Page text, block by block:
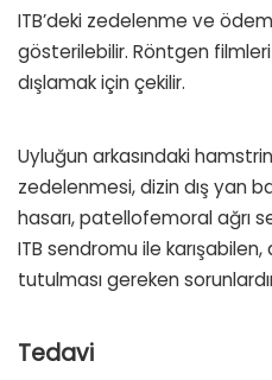
ITB’deki zedelenme ve
gösterilebilir. Röntgen filmleri
dışlamak için çekilir.
Uyluğun arkasındaki
zedelenmesi, dizin dış yan
hasarı, patellofemoral ağrı
ITB sendromu ile karışabilen,
tutulması gereken
Tedavi